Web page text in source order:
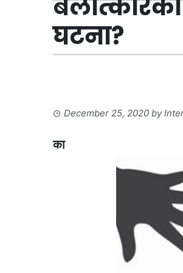
घटना?
December 25, 2020 by
का